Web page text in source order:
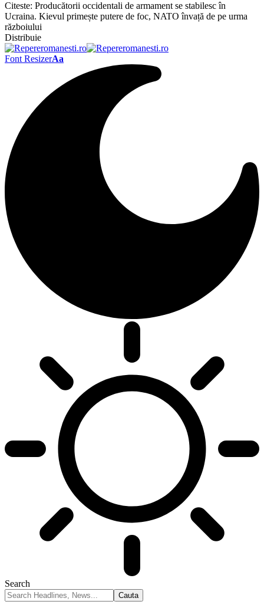
Citeste: Producătorii occidentali de armament se stabilesc în
Ucraina. Kievul primește putere de foc, NATO învață de pe urma
războiului
Distribuie
Font ResizerAa
Search